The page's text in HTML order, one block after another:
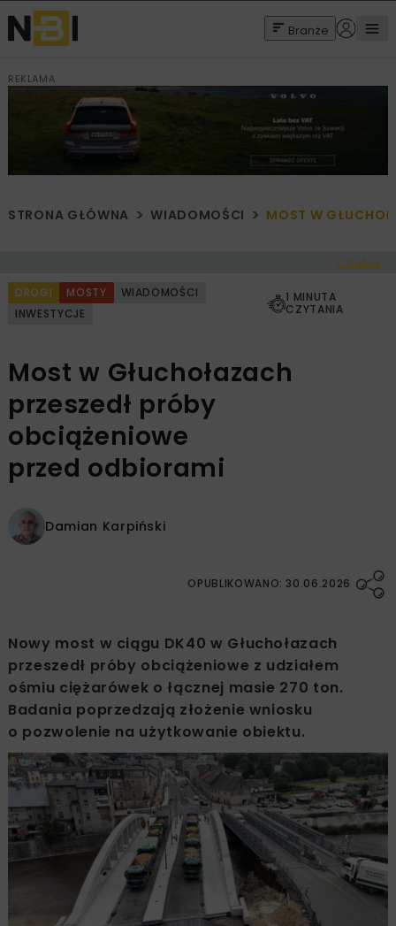
Branże
REKLAMA
STRONA GŁÓWNA WIADOMOŚCI MOST W
< Cofnij
DROGI MOSTY
WIADOMOŚCI
INWESTYCJE
1 MINUTA
CZYTANIA
Most w Głuchołazach
przeszedł próby
obciążeniowe
przed odbiorami
Damian Karpiński
OPUBLIKOWANO: 30.06.2026
Nowy most w ciągu DK40 w Głuchołazach
przeszedł próby obciążeniowe z udziałem
ośmiu ciężarówek o łącznej masie 270 ton.
Badania poprzedzają złożenie wniosku
o pozwolenie na użytkowanie obiektu.